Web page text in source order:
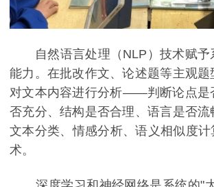
自然语言处理（NLP）技术赋予
能力。在批改作文、论述题等主观
对文本内容进行分析——判断论点是
否充分、结构是否合理、语言是否流
文本分类、情感分析、语义相似度
术。